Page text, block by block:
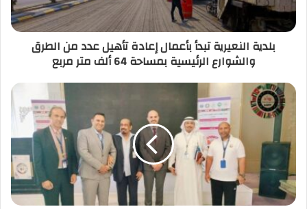
بلدية النعيرية تبدأ بأعمال إعادة تأهيل عدد من الطرق
والشوارع الرئيسية بمساحة 64 ألف متر مربع